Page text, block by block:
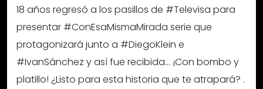
18 años regresó a los pasillos de #Televisa para
presentar #ConEsaMismaMirada serie que
protagonizará junto a #DiegoKlein e
#IvanSánchez y así fue recibida… ¡Con bombo y
platillo! ¿Listo para esta historia que te atrapará? .